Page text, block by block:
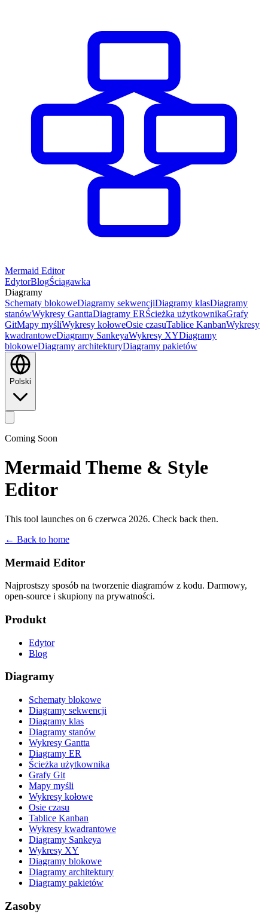
Mermaid Editor
EdytorBlogŚciągawka
Diagramy
Schematy blokoweDiagramy sekwencjiDiagramy klasDiagramy
stanówWykresy GanttaDiagramy ERŚcieżka użytkownikaGrafy
GitMapy myśliWykresy kołoweOsie czasuTablice KanbanWykresy
kwadrantoweDiagramy SankeyaWykresy XYDiagramy
blokoweDiagramy architekturyDiagramy pakietów
Polski
Coming Soon
Mermaid Theme & Style
Editor
This tool launches on 6 czerwca 2026. Check back then.
← Back to home
Mermaid Editor
Najprostszy sposób na tworzenie diagramów z kodu. Darmowy,
open-source i skupiony na prywatności.
Produkt
Edytor
Blog
Diagramy
Schematy blokowe
Diagramy sekwencji
Diagramy klas
Diagramy stanów
Wykresy Gantta
Diagramy ER
Ścieżka użytkownika
Grafy Git
Mapy myśli
Wykresy kołowe
Osie czasu
Tablice Kanban
Wykresy kwadrantowe
Diagramy Sankeya
Wykresy XY
Diagramy blokowe
Diagramy architektury
Diagramy pakietów
Zasoby